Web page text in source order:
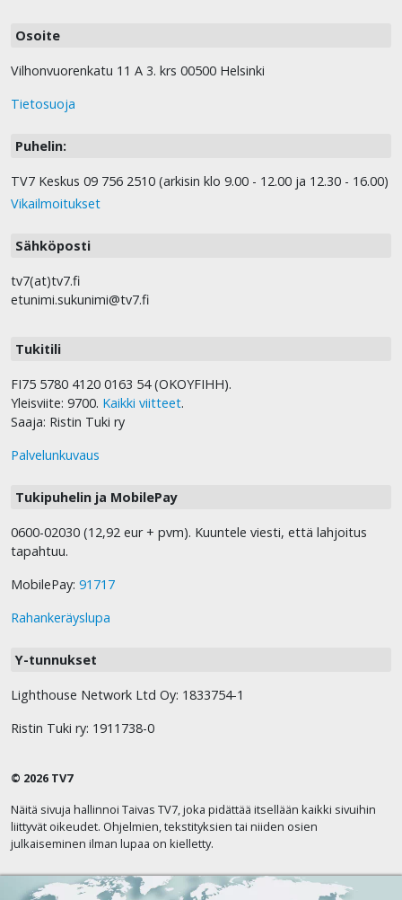
Osoite
Vilhonvuorenkatu 11 A 3. krs 00500 Helsinki
Tietosuoja
Puhelin:
TV7 Keskus 09 756 2510 (arkisin klo 9.00 - 12.00 ja 12.30 - 16.00)
Vikailmoitukset
Sähköposti
tv7(at)tv7.fi
etunimi.sukunimi@tv7.fi
Tukitili
FI75 5780 4120 0163 54 (OKOYFIHH).
Yleisviite: 9700. Kaikki viitteet.
Saaja: Ristin Tuki ry
Palvelunkuvaus
Tukipuhelin ja MobilePay
0600-02030 (12,92 eur + pvm). Kuuntele viesti, että lahjoitus
tapahtuu.
MobilePay: 91717
Rahankeräyslupa
Y-tunnukset
Lighthouse Network Ltd Oy: 1833754-1
Ristin Tuki ry: 1911738-0
© 2026 TV7
Näitä sivuja hallinnoi Taivas TV7, joka pidättää itsellään kaikki sivuihin
liittyvät oikeudet. Ohjelmien, tekstityksien tai niiden osien
julkaiseminen ilman lupaa on kielletty.